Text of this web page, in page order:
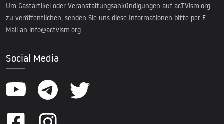
Um Gastartikel oder Veranstaltungsankündigungen auf acTVism.org
zu veröffentlichen, senden Sie uns diese Informationen bitte per E-
Mail an info@actvism.org.
Social Media